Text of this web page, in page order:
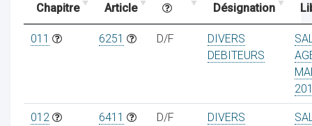
Chapitre Article
Désignation
011 6251 D/F
DIVERS
DEBITEURS
012 6411 D/F
DIVERS